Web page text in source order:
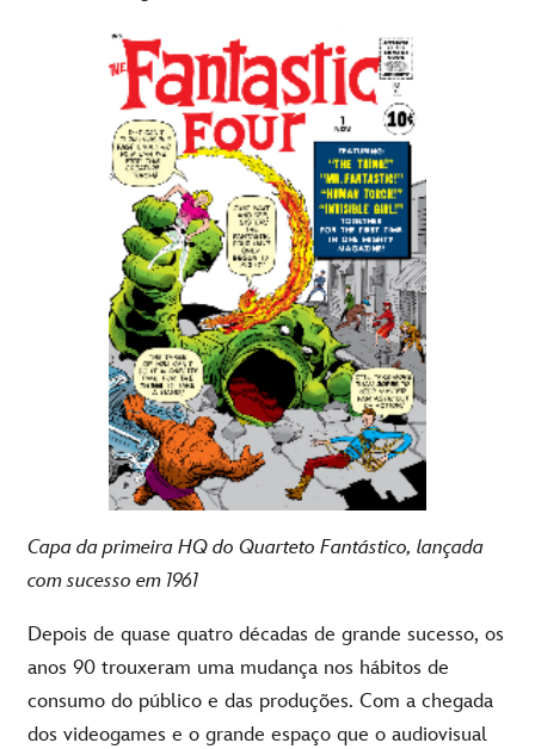
Capa da primeira HQ do Quarteto Fantástico, lançada
com sucesso em 1961
Depois de quase quatro décadas de grande sucesso, os
anos 90 trouxeram uma mudança nos hábitos de
consumo do público e das produções. Com a chegada
dos videogames e o grande espaço que o audiovisual